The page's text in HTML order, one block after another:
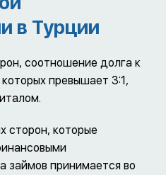
в Турции
соотношение долга к
превышает 3:1,
сторон, которые
займов принимается во